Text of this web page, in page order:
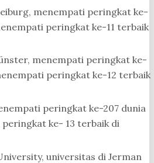
menempati peringkat ke-
peringkat ke-11 terbaik
menempati peringkat ke-
peringkat ke-12 terbaik
peringkat ke-207 dunia
ke- 13 terbaik di
universitas di Jerman